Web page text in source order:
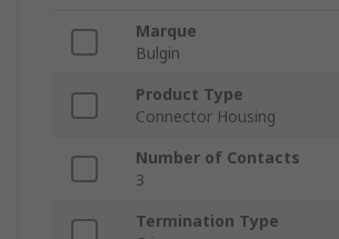
Marque
Bulgin
Product Type
Connector Housing
Number of Contacts
3
Termination Type